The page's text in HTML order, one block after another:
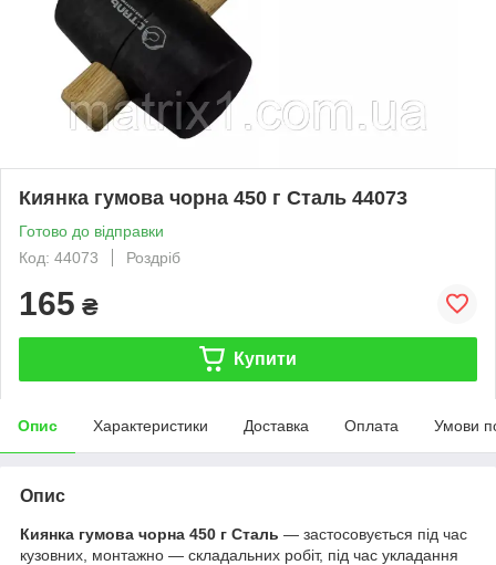
Киянка гумова чорна 450 г Сталь 44073
Готово до відправки
Код: 44073
Роздріб
165 ₴
Купити
Опис Характеристики Доставка Оплата Умови
Опис
Киянка гумова чорна 450 г Сталь — застосовується під час
кузовних, монтажно — складальних робіт, під час укладання